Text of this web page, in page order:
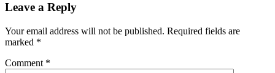
Leave a Reply
Your email address will not be published. Required fields are
marked *
Comment *